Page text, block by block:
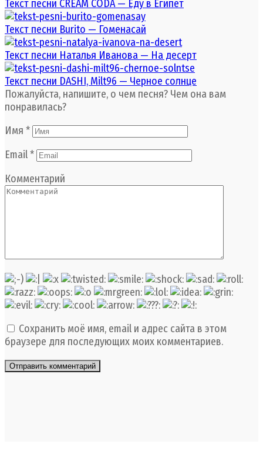
Текст песни CREAM CODA — Еду в Египет
Текст песни Burito — Гоменасай
Текст песни Наталья Иванова — На десерт
Текст песни DASHI, Milt96 — Черное солнце
Пожалуйста, напишите, о чем песня? Чем она вам
понравилась?
Имя *
Email*
Комментарий
Сохранить моё имя, email и адрес сайта в этом
браузере для последующих моих комментариев.